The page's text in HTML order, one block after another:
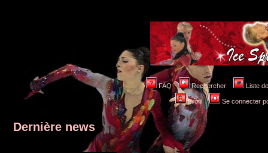
FAQ Rechercher Liste
Profil Se connecter
Dernière news